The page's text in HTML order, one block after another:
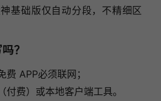
基础版仅自动分段，不精细区
？
APP必须联网；
付费）或本地客户端工具。